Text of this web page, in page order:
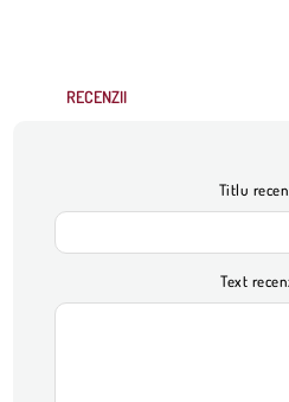
RECENZII
Titlu
Text